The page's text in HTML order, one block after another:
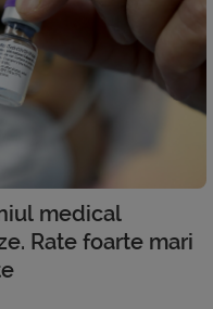
medical
Rate foarte mari